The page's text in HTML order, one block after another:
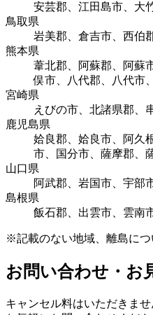
安芸郡、江田島市、大
鳥取県
岩美郡、倉吉市、西伯
熊本県
葦北郡、阿蘇郡、阿蘇
俣市、八代郡、八代市
宮崎県
えびの市、北諸県郡、
鹿児島県
姶良郡、姶良市、阿久
市、国分市、薩摩郡、
山口県
阿武郡、岩国市、宇部
島根県
飯石郡、出雲市、雲南
※記載のない地域、離島につ
お問い合わせ・お
キャンセル料はいただきませ